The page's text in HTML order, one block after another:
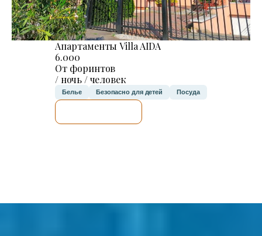
Апартаменты Villa AIDA
6.000
От форинтов
/ ночь / человек
Белье Безопасно для детей Посуда